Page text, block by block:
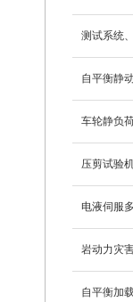
测试系统
自平衡静
系统
车轮静负
压剪试验
电液伺服
岩动力灾
自平衡加